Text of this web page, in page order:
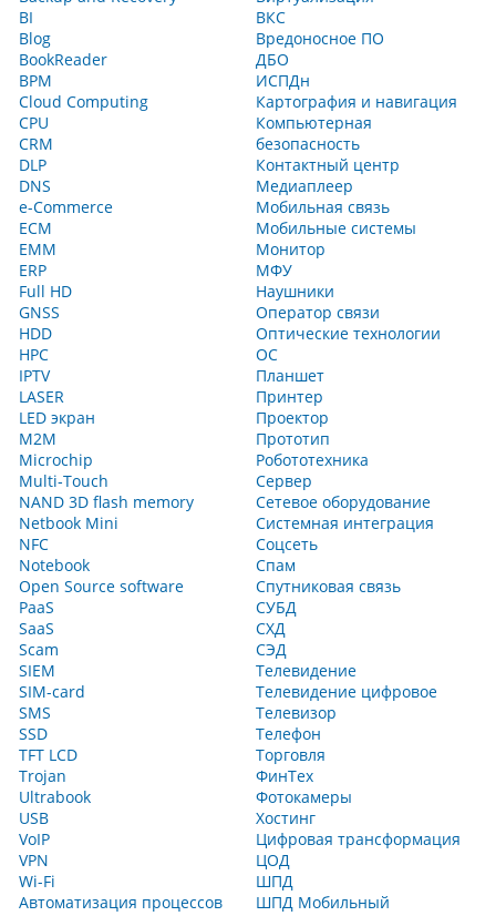
BI
Blog
BookReader
BPM
Cloud Computing
CPU
CRM
DLP
DNS
e-Commerce
ECM
EMM
ERP
Full HD
GNSS
HDD
HPC
IPTV
LASER
LED экран
M2M
Microchip
Multi‑Touch
NAND 3D flash memory
Netbook Mini
NFC
Notebook
Open Source software
PaaS
SaaS
Scam
SIEM
SIM-card
SMS
SSD
TFT LCD
Trojan
Ultrabook
USB
VoIP
VPN
Wi-Fi
Автоматизация процессов
ВКС
Вредоносное ПО
ДБО
ИСПДн
Картография и навигация
Компьютерная
безопасность
Контактный центр
Медиаплеер
Мобильная связь
Мобильные системы
Монитор
МФУ
Наушники
Оператор связи
Оптические технологии
ОС
Планшет
Принтер
Проектор
Прототип
Робототехника
Сервер
Сетевое оборудование
Системная интеграция
Соцсеть
Спам
Спутниковая связь
СУБД
СХД
СЭД
Телевидение
Телевидение цифровое
Телевизор
Телефон
Торговля
ФинТех
Фотокамеры
Хостинг
Цифровая трансформация
ЦОД
ШПД
ШПД Мобильный